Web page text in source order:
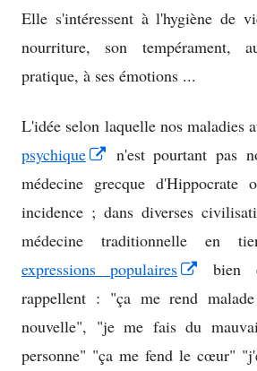
Elle s'intéressent à l'hygiène de
nourriture, son tempérament,
pratique, à ses émotions ...
L'idée selon laquelle nos maladies
psychique
Opens
in
a
new
window
n'est pourtant pas
médecine grecque d'Hippocrate
incidence ; dans diverses
médecine traditionnelle en
expressions populaires
Opens
in
a
new
bien
rappellent : "ça me rend malade
nouvelle", "je me fais du
personne" "ça me fend le cœur"